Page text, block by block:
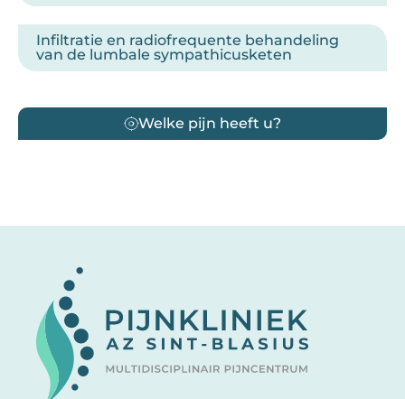
Infiltratie en radiofrequente behandeling
van de lumbale sympathicusketen
Welke pijn heeft u?